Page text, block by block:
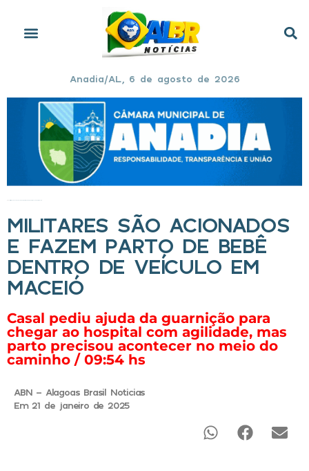
Anadia/AL, 6 de agosto de 2026
MILITARES SÃO ACIONADOS
E FAZEM PARTO DE BEBÊ
DENTRO DE VEÍCULO EM
MACEIÓ
Casal pediu ajuda da guarnição para
chegar ao hospital com agilidade, mas
parto precisou acontecer no meio do
caminho / 09:54 hs
ABN - Alagoas Brasil Noticias
Em 21 de janeiro de 2025